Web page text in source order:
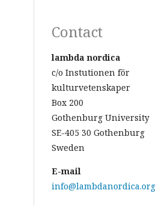
Contact
lambda nordica
c/o Instutionen för
kulturvetenskaper
Box 200
Gothenburg University
SE-405 30 Gothenburg
Sweden
E-mail
info@lambdanordica.org